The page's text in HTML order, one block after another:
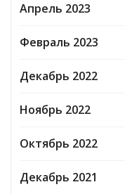
Апрель 2023
Февраль 2023
Декабрь 2022
Ноябрь 2022
Октябрь 2022
Декабрь 2021